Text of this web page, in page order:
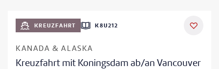
KREUZFAHRT K8U212
KANADA & ALASKA
Kreuzfahrt mit Koningsdam ab/an Vancouver